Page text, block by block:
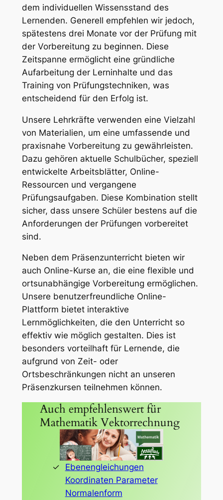
dem individuellen Wissensstand des
Lernenden. Generell empfehlen wir jedoch,
spätestens drei Monate vor der Prüfung mit
der Vorbereitung zu beginnen. Diese
Zeitspanne ermöglicht eine gründliche
Aufarbeitung der Lerninhalte und das
Training von Prüfungstechniken, was
entscheidend für den Erfolg ist.
Unsere Lehrkräfte verwenden eine Vielzahl
von Materialien, um eine umfassende und
praxisnahe Vorbereitung zu gewährleisten.
Dazu gehören aktuelle Schulbücher, speziell
entwickelte Arbeitsblätter, Online-
Ressourcen und vergangene
Prüfungsaufgaben. Diese Kombination stellt
sicher, dass unsere Schüler bestens auf die
Anforderungen der Prüfungen vorbereitet
sind.
Neben dem Präsenzunterricht bieten wir
auch Online-Kurse an, die eine flexible und
ortsunabhängige Vorbereitung ermöglichen.
Unsere benutzerfreundliche Online-
Plattform bietet interaktive
Lernmöglichkeiten, die den Unterricht so
effektiv wie möglich gestalten. Dies ist
besonders vorteilhaft für Lernende, die
aufgrund von Zeit- oder
Ortsbeschränkungen nicht an unseren
Präsenzkursen teilnehmen können.
Auch empfehlenswert für
Mathematik Vektorrechnung
Ebenengleichungen
Koordinaten Parameter
Normalenform